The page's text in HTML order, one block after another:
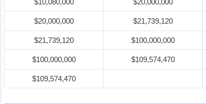
$10,080,000 $20,000,000
$20,000,000 $21,739,120
$21,739,120 $100,000,000
$100,000,000 $109,574,470
$109,574,470